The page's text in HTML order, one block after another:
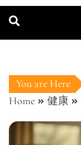
You are Here
Home
健康